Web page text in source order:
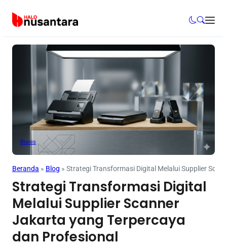
Bisnis
Beranda » Blog » Strategi Transformasi Digital Melalui Supplier
Strategi Transformasi Digital
Melalui Supplier Scanner
Jakarta yang Terpercaya
dan Profesional